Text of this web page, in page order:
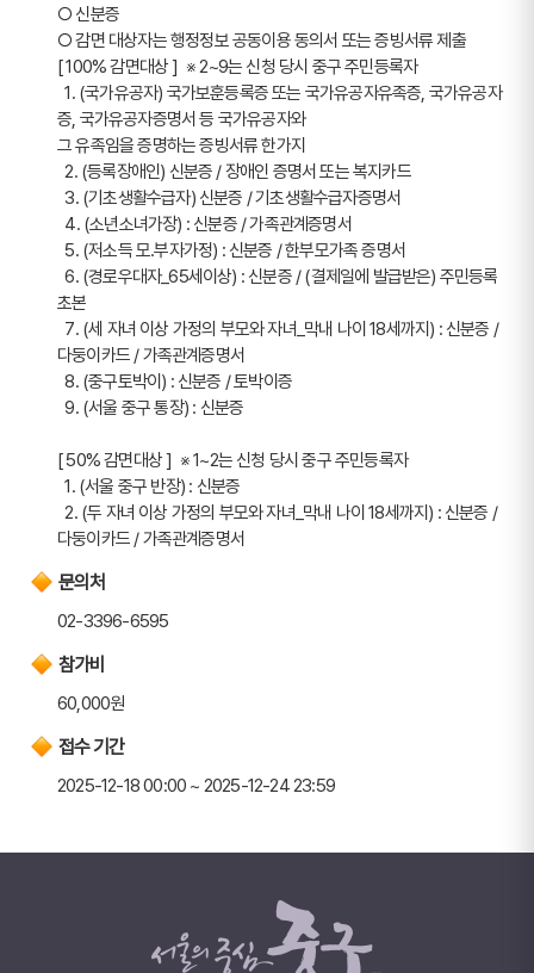
○ 신분증
○ 감면 대상자는 행정정보 공동이용 동의서 또는 증빙서류 제출
[ 100% 감면대상 ]  ※ 2~9는 신청 당시 중구 주민등록자
  1. (국가유공자) 국가보훈등록증 또는 국가유공자유족증, 국가유공자
증, 국가유공자증명서 등 국가유공자와
그 유족임을 증명하는 증빙서류 한가지
  2. (등록장애인) 신분증 / 장애인 증명서 또는 복지카드
  3. (기초생활수급자) 신분증 / 기초생활수급자증명서
  4. (소년소녀가장) : 신분증 / 가족관계증명서
  5. (저소득 모.부자가정) : 신분증 / 한부모가족 증명서
  6. (경로우대자_65세이상) : 신분증 / (결제일에 발급받은) 주민등록
초본
다둥이카드 / 가족관계증명서
  8. (중구토박이) : 신분증 / 토박이증
  9. (서울 중구 통장) : 신분증
[ 50% 감면대상 ]  ※ 1~2는 신청 당시 중구 주민등록자
  1. (서울 중구 반장) : 신분증
  2. (두 자녀 이상 가정의 부모와 자녀_막내 나이 18세까지) : 신분증 /
다둥이카드 / 가족관계증명서
문의처
02-3396-6595
참가비
60,000원
접수 기간
2025-12-18 00:00 ~ 2025-12-24 23:59